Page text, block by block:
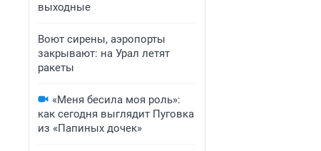
выходные
Воют сирены, аэропорты
закрывают: на Урал летят
ракеты
«Меня бесила моя роль»:
как сегодня выглядит Пуговка
из «Папиных дочек»